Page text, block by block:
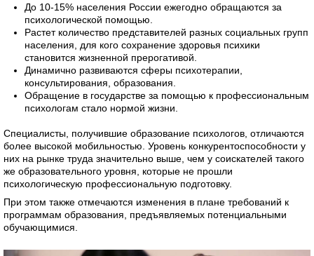
До 10-15% населения России ежегодно обращаются за
психологической помощью.
Растет количество представителей разных социальных групп
населения, для кого сохранение здоровья психики
становится жизненной прерогативой.
Динамично развиваются сферы психотерапии,
консультирования, образования.
Обращение в государстве за помощью к профессиональным
психологам стало нормой жизни.
Специалисты, получившие образование психологов, отличаются
более высокой мобильностью. Уровень конкурентоспособности у
них на рынке труда значительно выше, чем у соискателей такого
же образовательного уровня, которые не прошли
психологическую профессиональную подготовку.
При этом также отмечаются изменения в плане требований к
программам образования, предъявляемых потенциальными
обучающимися.